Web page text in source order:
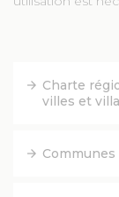
Charte
villes et